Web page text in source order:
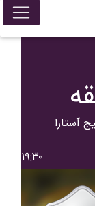
آستارا
۱۹:۳۰